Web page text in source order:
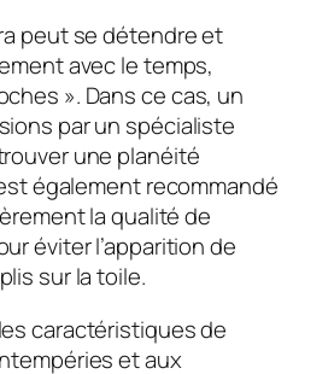
peut se détendre et
avec le temps,
». Dans ce cas, un
par un spécialiste
une planéité
également recommandé
la qualité de
éviter l’apparition de
sur la toile.
caractéristiques de
et aux